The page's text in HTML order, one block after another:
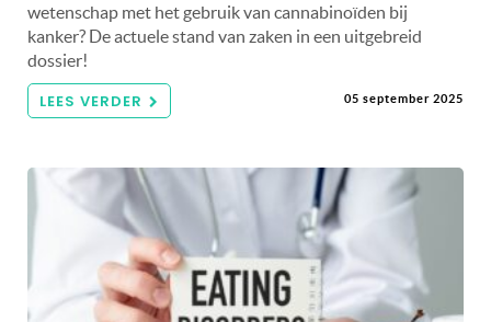
wetenschap met het gebruik van cannabinoïden bij
kanker? De actuele stand van zaken in een uitgebreid
dossier!
LEES VERDER 05 september 2025